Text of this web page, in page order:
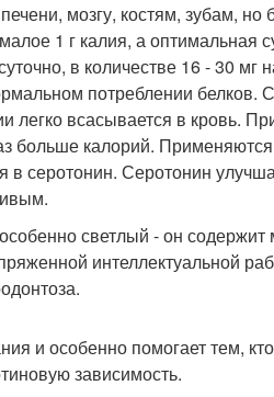
мозгу, костям, зубам,
1 г калия, а оптимальная
в количестве 16 - 30 мг
потреблении
легко всасывается в кровь.
больше калорий.
серотонин. Серотонин
светлый - он содержит
интеллектуальной
и особенно помогает тем,
зависимость.